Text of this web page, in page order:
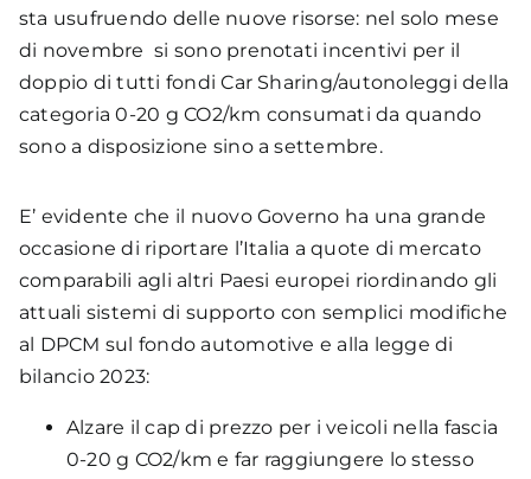
Le infrastrutture attive
Purtroppo, circa il 12% delle infrastrutture
installate risulta attualmente non utilizzabile
possibile finalizzare il collegamento alla rete
elettrica da parte del distributore di energia o
per altre motivazioni autorizzative. Questo dato
è leggermente più alto rispetto a quanto
rilevato a giugno 2022 (11,5%), ma l’incremento
può essere imputabile anche al forte aumento
richiedono tempi di attivazione e connessione
più lunghi; a conferma di ciò il 20% delle
sta usufruendo delle nuove risorse: nel solo mese
di novembre si sono prenotati incentivi per il
doppio di tutti fondi Car Sharing/autonoleggi della
categoria 0-20 g CO2/km consumati da quando
sono a disposizione sino a settembre.
E’ evidente che il nuovo Governo ha una grande
occasione di riportare l’Italia a quote di mercato
comparabili agli altri Paesi europei riordinando gli
attuali sistemi di supporto con semplici modifiche
al DPCM sul fondo automotive e alla legge di
bilancio 2023:
Alzare il cap di prezzo per i veicoli nella fascia
0-20 g CO2/km e far raggiungere lo stesso